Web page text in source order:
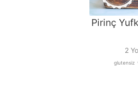
Pirinç
2
glutensiz